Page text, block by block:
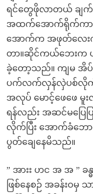
ရင်တွေဖိုလာတယ် ချ
အထက်အောက်ရိုက်ကာ
အောက်က အဖုတ်လေးက
တာ။ဆိုင်ကယ်ဘေးက ပစ္
ခဲ့တော့သည်။ ကျမ အိပ်
ပက်လက်လှန်လှဲပစ်လိုက်
အလုပ် မောင့်ဖေဖေ မူ
ရန်လည်း အဆင်မပြေ
လိုက်ပြီး အောက်ခံဘေ
ပွတ်ချေနေမိသည်။
” အားး ဟင အ အ ” ခ
ဖြစ်နေစဉ် အခန်းဝ